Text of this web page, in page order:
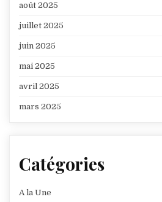
août 2025
juillet 2025
juin 2025
mai 2025
avril 2025
mars 2025
Catégories
A la Une